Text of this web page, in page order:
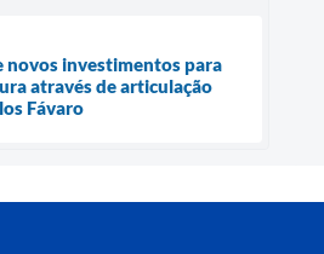
novos investimentos para
através de articulação
Fávaro